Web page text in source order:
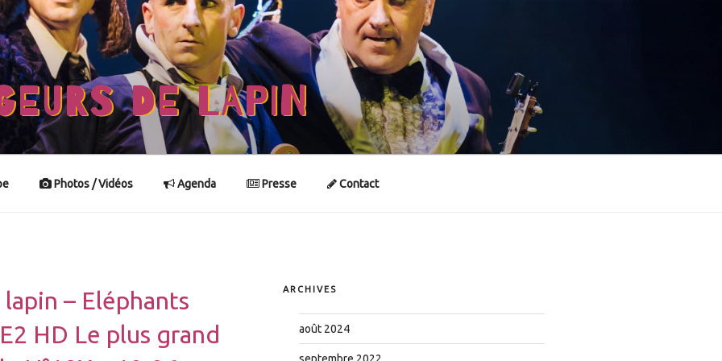
DE LAPIN
Photos / Vidéos Agenda Presse Contact
– Eléphants
HD Le plus grand
ARCHIVES
août 2024